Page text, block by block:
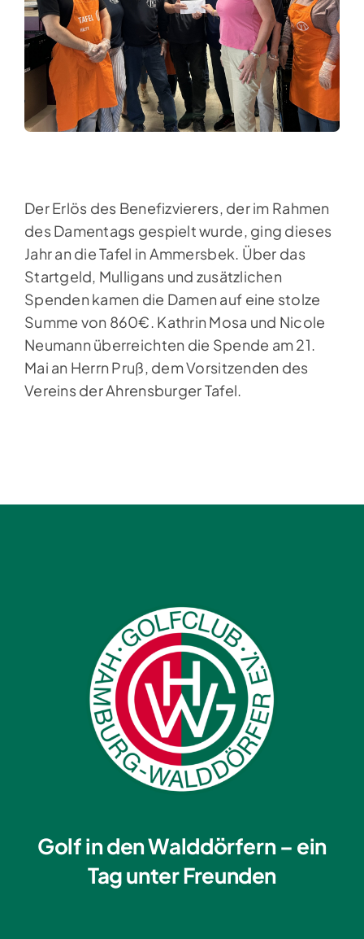
Der Erlös des Benefizvierers, der im Rahmen
des Damentags gespielt wurde, ging dieses
Jahr an die Tafel in Ammersbek. Über das
Startgeld, Mulligans und zusätzlichen
Spenden kamen die Damen auf eine stolze
Summe von 860€. Kathrin Mosa und Nicole
Neumann überreichten die Spende am 21.
Mai an Herrn Pruß, dem Vorsitzenden des
Vereins der Ahrensburger Tafel.
Golf in den Walddörfern – ein
Tag unter Freunden